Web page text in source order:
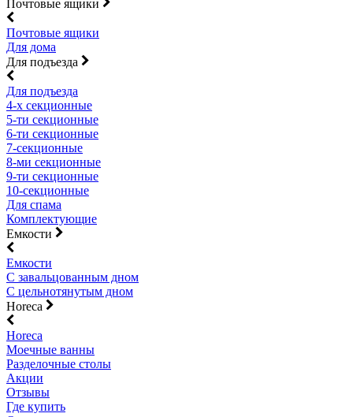
Почтовые ящики
Почтовые ящики
Для дома
Для подъезда
Для подъезда
4-х секционные
5-ти секционные
6-ти секционные
7-секционные
8-ми секционные
9-ти секционные
10-секционные
Для спама
Комплектующие
Емкости
Емкости
С завальцованным дном
С цельнотянутым дном
Horeca
Horeca
Моечные ванны
Разделочные столы
Акции
Отзывы
Где купить